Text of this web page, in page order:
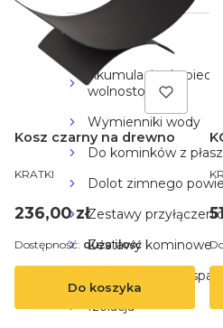
Akcesoria
Akumulacje do pieców
wolnostojących
Wymienniki wody
Do kominków z
Dolot zimnego
Zestawy
Zestawy kominowe
Odprowadzenie spalin
Izolacja
Kosz czarny na drewno
PRODUCENT
KRATKI
Cena
236,00 zł
Do koszyka
Dostępność: duża ilość